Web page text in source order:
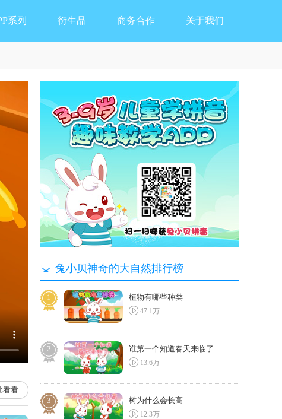
系列 衍生品 商务合作 关于我们
看看
 兔小贝神奇的大自然排行榜
1 植物有哪些种类
 47.1万
2 谁第一个知道春天来临了
 13.6万
3 树为什么会长高
 12.3万